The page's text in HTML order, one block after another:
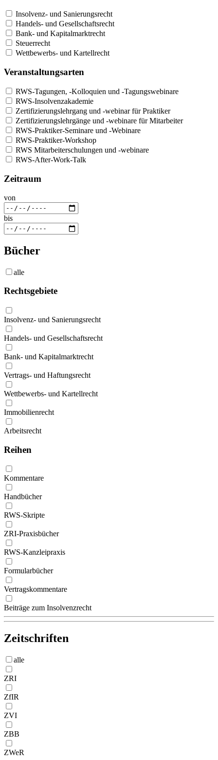
Insolvenz- und Sanierungsrecht
Handels- und Gesellschaftsrecht
Bank- und Kapitalmarktrecht
Steuerrecht
Wettbewerbs- und Kartellrecht
Veranstaltungsarten
RWS-Tagungen, -Kolloquien und -Tagungswebinare
RWS-Insolvenzakademie
Zertifizierungslehrgang und -webinar für Praktiker
Zertifizierungslehrgänge und -webinare für Mitarbeiter
RWS-Praktiker-Seminare und -Webinare
RWS-Praktiker-Workshop
RWS Mitarbeiterschulungen und -webinare
RWS-After-Work-Talk
Zeitraum
von
bis
Bücher
alle
Rechtsgebiete
Insolvenz- und Sanierungsrecht
Handels- und Gesellschaftsrecht
Bank- und Kapitalmarktrecht
Vertrags- und Haftungsrecht
Wettbewerbs- und Kartellrecht
Immobilienrecht
Arbeitsrecht
Reihen
Kommentare
Handbücher
RWS-Skripte
ZRI-Praxisbücher
RWS-Kanzleipraxis
Formularbücher
Vertragskommentare
Beiträge zum Insolvenzrecht
Zeitschriften
alle
ZRI
ZfIR
ZVI
ZBB
ZWeR